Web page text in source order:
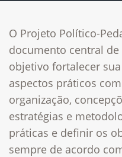
O Projeto Político-
documento central
objetivo fortalecer
aspectos práticos
organização,
estratégias e
práticas e definir os
sempre de acordo